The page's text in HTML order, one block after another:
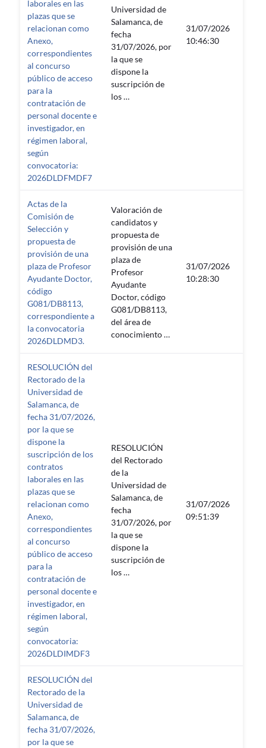
laborales en las
plazas que se
relacionan como
Anexo,
correspondientes
al concurso
público de acceso
para la
contratación de
personal docente e
investigador, en
régimen laboral,
según
convocatoria:
2026DLDFMDF7
Universidad de
Salamanca, de
fecha
31/07/2026, por
la que se
dispone la
suscripción de
los …
31/07/2026
10:46:30
Actas de la
Comisión de
Selección y
propuesta de
provisión de una
plaza de Profesor
Ayudante Doctor,
código
G081/DB8113,
correspondiente a
la convocatoria
2026DLDMD3.
Valoración de
candidatos y
propuesta de
provisión de una
plaza de
Profesor
Ayudante
Doctor, código
G081/DB8113,
del área de
conocimiento …
31/07/2026
10:28:30
RESOLUCIÓN del
Rectorado de la
Universidad de
Salamanca, de
fecha 31/07/2026,
por la que se
dispone la
suscripción de los
contratos
laborales en las
plazas que se
relacionan como
Anexo,
correspondientes
al concurso
público de acceso
para la
contratación de
personal docente e
investigador, en
régimen laboral,
según
convocatoria:
2026DLDIMDF3
RESOLUCIÓN
del Rectorado
de la
Universidad de
Salamanca, de
fecha
31/07/2026, por
la que se
dispone la
suscripción de
los …
31/07/2026
09:51:39
RESOLUCIÓN del
Rectorado de la
Universidad de
Salamanca, de
fecha 31/07/2026,
por la que se